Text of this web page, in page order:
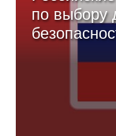
по выбору